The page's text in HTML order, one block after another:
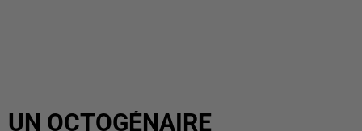
UN OCTOGÉNAIRE